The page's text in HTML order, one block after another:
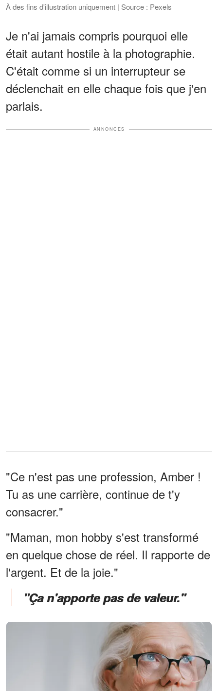
À des fins d'illustration uniquement | Source : Pexels
Je n'ai jamais compris pourquoi elle
était autant hostile à la photographie.
C'était comme si un interrupteur se
déclenchait en elle chaque fois que j'en
parlais.
ANNONCES
"Ce n'est pas une profession, Amber !
Tu as une carrière, continue de t'y
consacrer."
"Maman, mon hobby s'est transformé
en quelque chose de réel. Il rapporte de
l'argent. Et de la joie."
"Ça n'apporte pas de valeur."